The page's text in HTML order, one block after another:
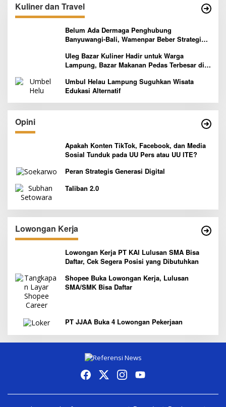
Kuliner dan Travel
Belum Ada Dermaga Penghubung
Banyuwangi-Bali, Wamenpar Beber Strategi
Uleg Bazar Kuliner Hadir untuk Warga
Lampung, Bazar Makanan Pedas Terbesar di
Umbul Helau Lampung Suguhkan Wisata
Edukasi Alternatif
Opini
Apakah Konten TikTok, Facebook, dan Media
Sosial Tunduk pada UU Pers atau UU ITE?
Peran Strategis Generasi Digital
Taliban 2.0
Lowongan Kerja
Lowongan Kerja PT KAI Lulusan SMA Bisa
Daftar, Cek Segera Posisi yang Dibutuhkan
Shopee Buka Lowongan Kerja, Lulusan
SMA/SMK Bisa Daftar
PT JJAA Buka 4 Lowongan Pekerjaan